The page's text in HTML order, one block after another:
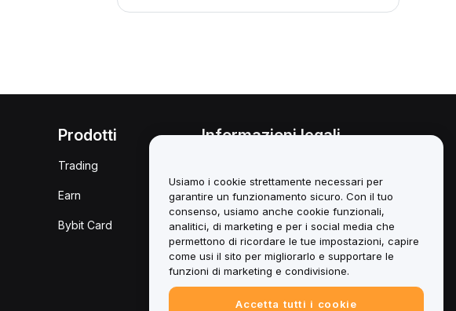
Prodotti
Trading
Earn
Bybit Card
Informazioni legali
Sintesi della *Custody and
Administration Policy*
Informazioni ESG
Libri bianchi degli asset Crypto
Usiamo i cookie strettamente necessari per
garantire un funzionamento sicuro. Con il tuo
consenso, usiamo anche cookie funzionali,
analitici, di marketing e per i social media che
permettono di ricordare le tue impostazioni, capire
come usi il sito per migliorarlo e supportare le
funzioni di marketing e condivisione.
Accetta tutti i cookie